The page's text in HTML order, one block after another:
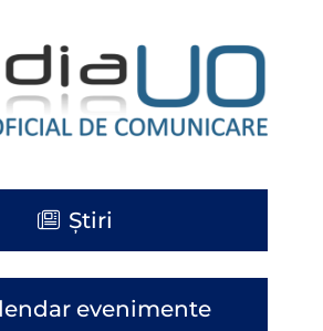
Știri
evenimente